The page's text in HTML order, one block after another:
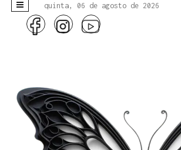
quinta, 06 de agosto de 2026